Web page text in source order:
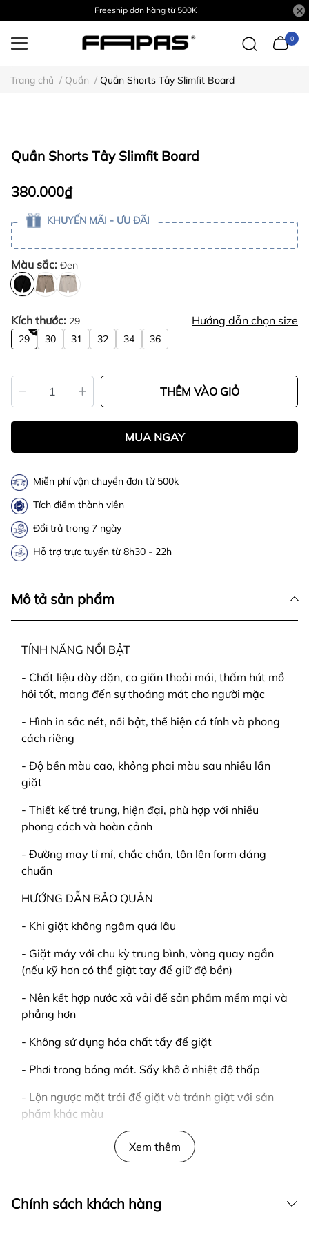
Freeship đơn hàng từ 500K
0
Trang chủ / Quần / Quần Shorts Tây Slimfit Board
Quần Shorts Tây Slimfit Board
380.000₫
KHUYẾN MÃI - ƯU ĐÃI
Màu sắc: Đen
Kích thước: 29 Hướng dẫn chọn size
29 30 31 32 34 36
THÊM VÀO GIỎ
MUA NGAY
Miễn phí vận chuyển đơn từ 500k
Tích điểm thành viên
Đổi trả trong 7 ngày
Hỗ trợ trực tuyến từ 8h30 - 22h
Mô tả sản phẩm
TÍNH NĂNG NỔI BẬT
- Chất liệu dày dặn, co giãn thoải mái, thấm hút mồ
hôi tốt, mang đến sự thoáng mát cho người mặc
- Hình in sắc nét, nổi bật, thể hiện cá tính và phong
cách riêng
- Độ bền màu cao, không phai màu sau nhiều lần
giặt
- Thiết kế trẻ trung, hiện đại, phù hợp với nhiều
phong cách và hoàn cảnh
- Đường may tỉ mỉ, chắc chắn, tôn lên form dáng
chuẩn
HƯỚNG DẪN BẢO QUẢN
- Khi giặt không ngâm quá lâu
- Giặt máy với chu kỳ trung bình, vòng quay ngắn
(nếu kỹ hơn có thể giặt tay để giữ độ bền)
- Nên kết hợp nước xả vải để sản phẩm mềm mại và
phẳng hơn
- Không sử dụng hóa chất tẩy để giặt
- Phơi trong bóng mát. Sấy khô ở nhiệt độ thấp
- Lộn ngược mặt trái để giặt và tránh giặt với sản
phẩm khác màu
- Kiểm tra hàng trước khi thanh toán
Xem thêm
Chính sách khách hàng